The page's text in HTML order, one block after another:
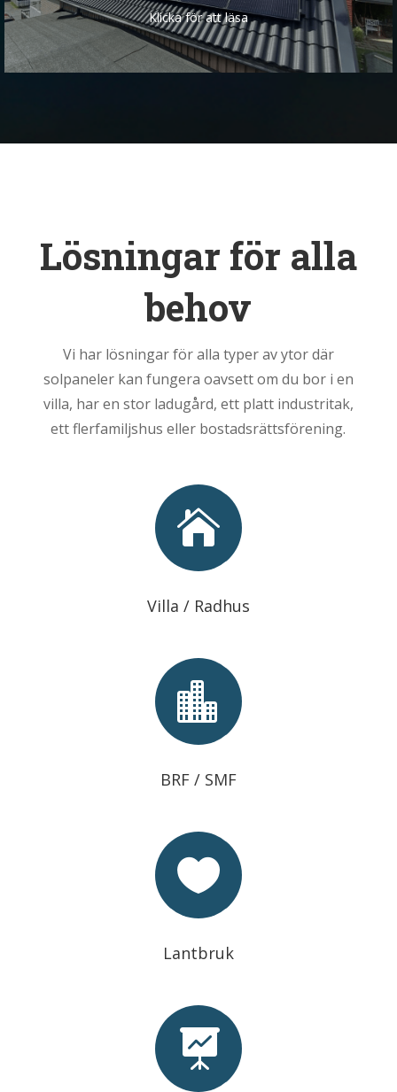
Klicka för att läsa
Lösningar för alla
behov
Vi har lösningar för alla typer av ytor där
solpaneler kan fungera oavsett om du bor i en
villa, har en stor ladugård, ett platt industritak,
ett flerfamiljshus eller bostadsrättsförening.

Villa / Radhus

BRF / SMF

Lantbruk
